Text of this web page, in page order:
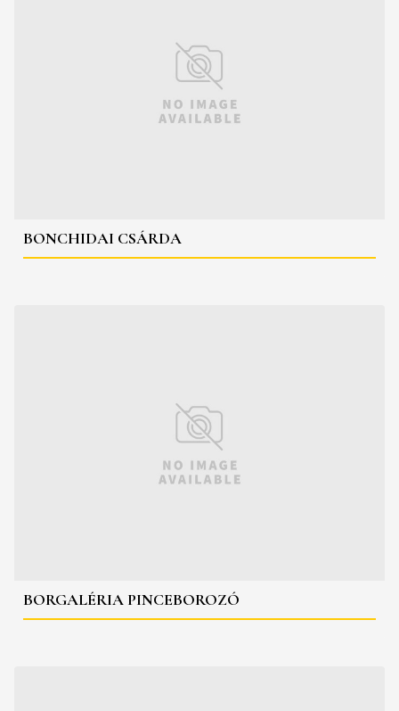
BONCHIDAI CSÁRDA
BORGALÉRIA PINCEBOROZÓ